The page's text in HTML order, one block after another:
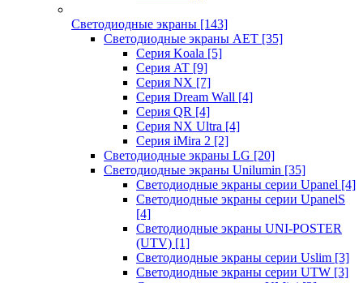
Светодиодные экраны [143]
Светодиодные экраны AET [35]
Cерия Koala [5]
Серия AT [9]
Серия NX [7]
Серия Dream Wall [4]
Серия QR [4]
Серия NX Ultra [4]
Серия iMira 2 [2]
Светодиодные экраны LG [20]
Светодиодные экраны Unilumin [35]
Светодиодные экраны серии Upanel [4]
Светодиодные экраны серии UpanelS
[4]
Светодиодные экраны UNI-POSTER
(UTV) [1]
Светодиодные экраны серии Uslim [3]
Светодиодные экраны серии UTW [3]